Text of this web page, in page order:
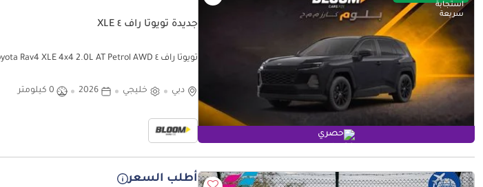
حصري
جديدة تويوتا راف ٤ XLE
تويوتا راف ٤ XLE Toyota RAV4 X 2026 Toyota Rav4 XLE 4x4 2.0L AT Petrol AWD
دبي خليجي 2026 0 كيلومتر
أطلب السعر